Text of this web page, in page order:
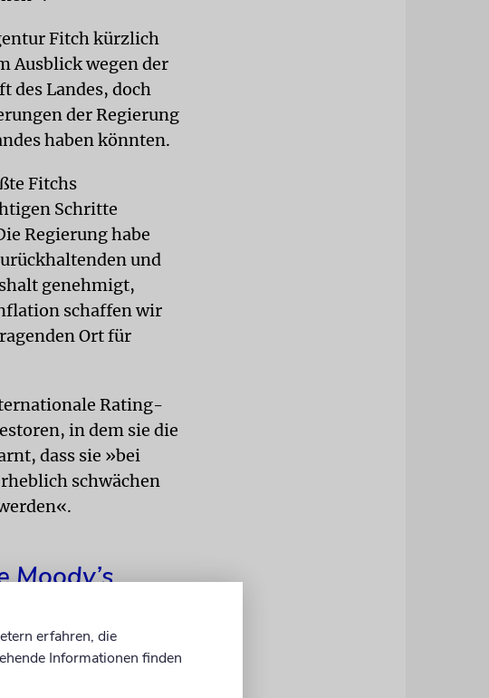
Fitch kürzlich
Ausblick wegen der
des Landes, doch
der Regierung
haben könnten.
Fitchs
Schritte
Regierung habe
und
genehmigt,
schaffen wir
Ort für
Rating­
in dem sie die
dass sie »bei
schwächen
Moody’s
19-Krise
erfahren, die
Informationen finden